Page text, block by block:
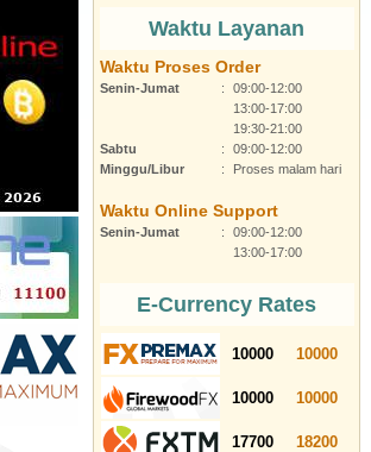
Waktu Layanan
Waktu Proses Order
Senin-Jumat :
09:00-12:00
13:00-17:00
19:30-21:00
Sabtu
:
09:00-12:00
Minggu/Libur
: Proses malam hari
Waktu Online Support
Senin-Jumat :
09:00-12:00
13:00-17:00
E-Currency Rates
10000 10000
10000 10000
17700 18200